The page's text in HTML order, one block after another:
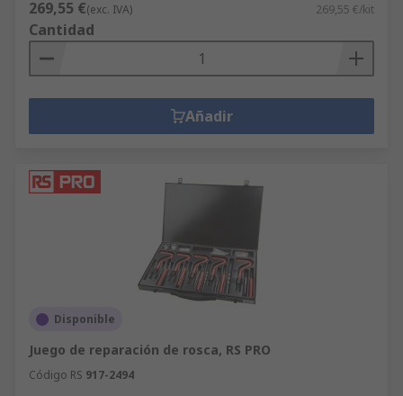
269,55 €(exc. IVA) 269,55 €/kit
Cantidad
Añadir
Disponible
Juego de reparación de rosca, RS PRO
Código RS 917-2494